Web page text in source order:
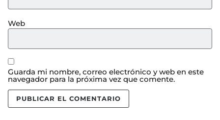
Web
Guarda mi nombre, correo electrónico y web en este
navegador para la próxima vez que comente.